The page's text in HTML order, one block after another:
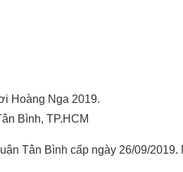
Hoàng Nga 2019.
Bình, TP.HCM
Tân Bình cấp ngày 26/09/2019.